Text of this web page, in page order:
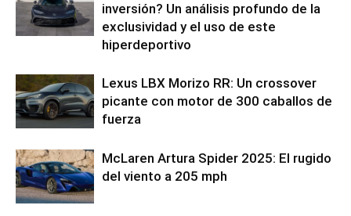
inversión? Un análisis profundo de la
exclusividad y el uso de este
hiperdeportivo
Lexus LBX Morizo ​​RR: Un crossover
picante con motor de 300 caballos de
fuerza
McLaren Artura Spider 2025: El rugido
del viento a 205 mph